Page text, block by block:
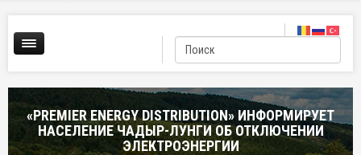
«PREMIER ENERGY DISTRIBUTION» ИНФОРМИРУЕТ
НАСЕЛЕНИЕ ЧАДЫР-ЛУНГИ ОБ ОТКЛЮЧЕНИИ
ЭЛЕКТРОЭНЕРГИИ